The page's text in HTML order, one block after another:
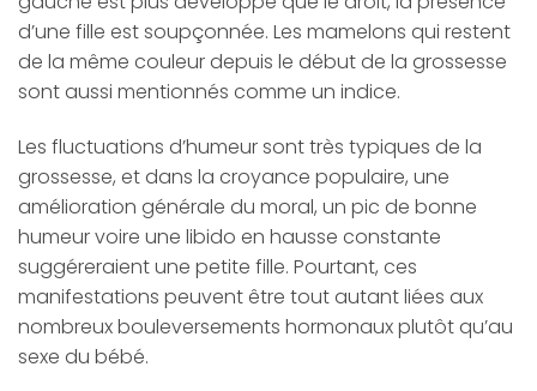
d’une fille est soupçonnée. Les mamelons qui restent
de la même couleur depuis le début de la grossesse
sont aussi mentionnés comme un indice.
Les fluctuations d’humeur sont très typiques de la
grossesse, et dans la croyance populaire, une
amélioration générale du moral, un pic de bonne
humeur voire une libido en hausse constante
suggéreraient une petite fille. Pourtant, ces
manifestations peuvent être tout autant liées aux
nombreux bouleversements hormonaux plutôt qu’au
sexe du bébé.